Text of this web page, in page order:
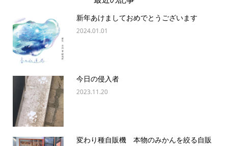
新年あけましておめでとうございます
2024.01.01
今日の侵入者
2023.11.20
変わり種自販機 本物のみかんを絞る自販